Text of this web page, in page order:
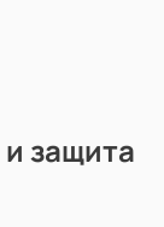
защита